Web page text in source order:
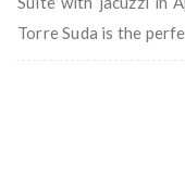
Torre Suda is the